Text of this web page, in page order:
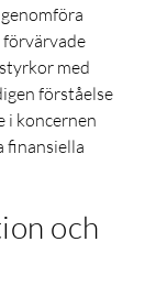
med
förståelse
i koncernen
finansiella
och